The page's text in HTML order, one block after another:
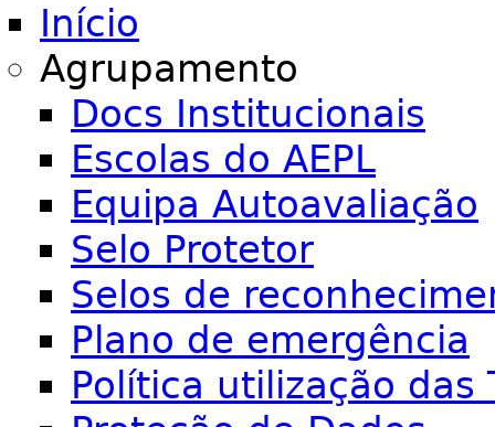
Início
Agrupamento
Docs Institucionais
Escolas do AEPL
Equipa Autoavaliação
Selo Protetor
Selos de
Plano de emergência
Política utilização das